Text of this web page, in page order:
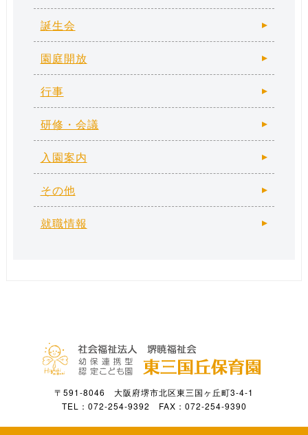
誕生会
園庭開放
行事
研修・会議
入園案内
その他
就職情報
〒591-8046 大阪府堺市北区東三国ヶ丘町3-4-1
TEL：072-254-9392 FAX：072-254-9390